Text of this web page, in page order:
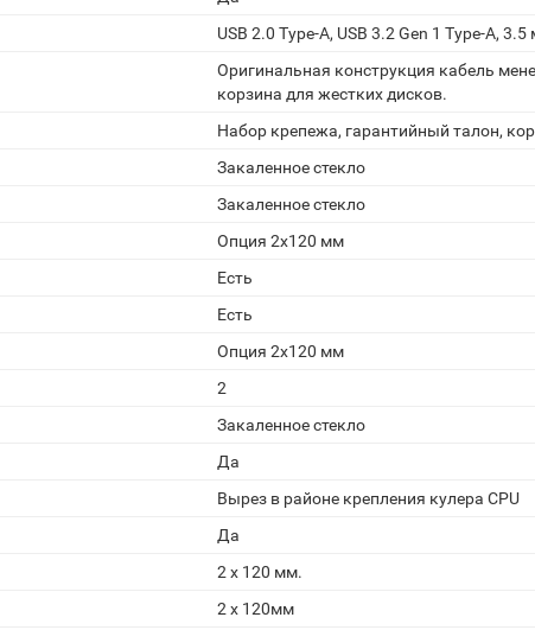
USB 2.0 Type-A, USB 3.2 Gen 1 Type-A,
Оригинальная конструкция кабель
корзина для жестких дисков.
Набор крепежа, гарантийный талон,
Закаленное стекло
Закаленное стекло
Опция 2х120 мм
Есть
Есть
Опция 2х120 мм
2
Закаленное стекло
Да
Вырез в районе крепления кулера CPU
Да
2 x 120 мм.
2 x 120мм